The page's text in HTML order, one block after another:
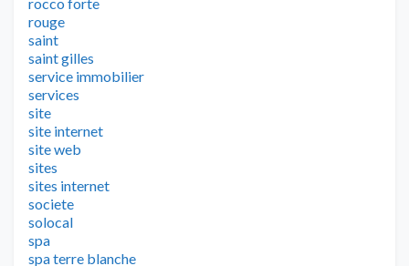
rouge
saint
saint gilles
service immobilier
services
site
site internet
site web
sites
sites internet
societe
solocal
spa
spa terre blanche